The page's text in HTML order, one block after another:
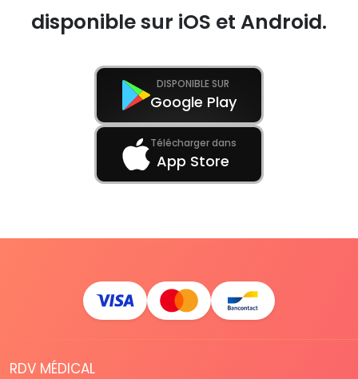
disponible sur iOS et Android.
DISPONIBLE SUR
Google Play
Télécharger dans
App Store
RDV MÉDICAL